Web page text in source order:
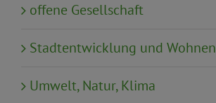
offene Gesellschaft
Stadtentwicklung und Wohnen
Umwelt, Natur, Klima